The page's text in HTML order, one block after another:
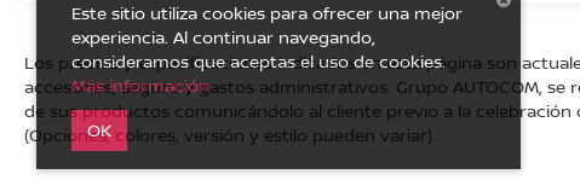
Los precios y especificaciones indicados en esta página son
accesorios, seguro y gastos administrativos. Grupo AUTOCOM,
de sus productos comunicándolo al cliente previo a la
(Opciones, colores, versión y estilo pueden variar).
Este sitio utiliza cookies para ofrecer una mejor
experiencia. Al continuar navegando,
consideramos que aceptas el uso de cookies.
Más información
OK